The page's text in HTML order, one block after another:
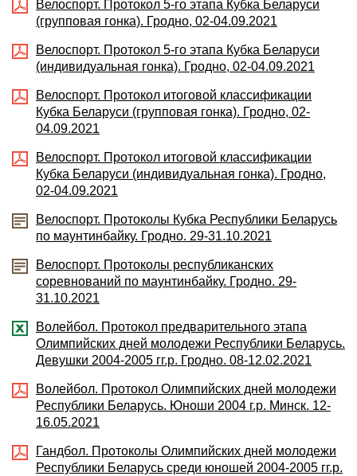
Велоспорт. Протокол 5-го этапа Кубка Беларуси
(групповая гонка). Гродно, 02-04.09.2021
Велоспорт. Протокол 5-го этапа Кубка Беларуси
(индивидуальная гонка). Гродно, 02-04.09.2021
Велоспорт. Протокол итоговой классификации
Кубка Беларуси (групповая гонка). Гродно, 02-
04.09.2021
Велоспорт. Протокол итоговой классификации
Кубка Беларуси (индивидуальная гонка). Гродно,
02-04.09.2021
Велоспорт. Протоколы Кубка Республики Беларусь
по маунтинбайку. Гродно. 29-31.10.2021
Велоспорт. Протоколы республиканских
соревнований по маунтинбайку. Гродно. 29-
31.10.2021
Волейбол. Протокол предварительного этапа
Олимпийских дней молодежи Республики Беларусь.
Девушки 2004-2005 гг.р. Гродно. 08-12.02.2021
Волейбол. Протокол Олимпийских дней молодежи
Республики Беларусь. Юноши 2004 г.р. Минск. 12-
16.05.2021
Гандбол. Протоколы Олимпийских дней молодежи
Республики Беларусь среди юношей 2004-2005 гг.р.